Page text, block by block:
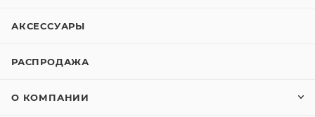
АКСЕССУАРЫ
РАСПРОДАЖА
О КОМПАНИИ